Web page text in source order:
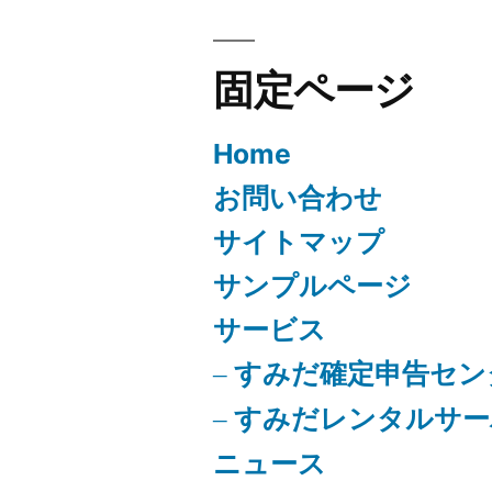
固定ページ
Home
お問い合わせ
サイトマップ
サンプルページ
サービス
すみだ確定申告セ
すみだレンタルサ
ニュース